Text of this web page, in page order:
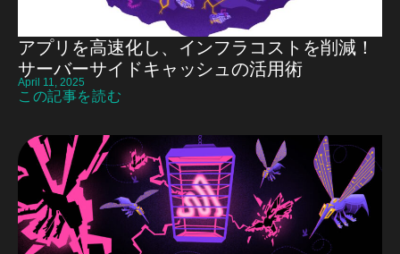
アプリを高速化し、インフラコストを削減！
サーバーサイドキャッシュの活用術
April 11, 2025
この記事を読む